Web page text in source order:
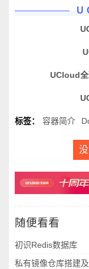
UCloud全
标签： 容器简介
随便看看
初识Redis数据库
私有镜像仓库搭建